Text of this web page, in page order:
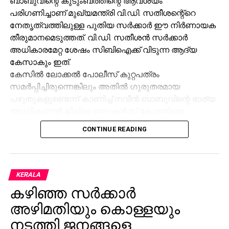
പരിഗണിച്ചാണ് മുഖ്യമന്ത്രി വി.ഡി. സതീശന്റെ്‌റെ
നേതൃത്വത്തിലുള്ള പുതിയ സര്ക്കാര്ഈ നിര്ണായക
തീരുമാനമെടുത്തത്. വി.ഡി. സതീശന്സര്ക്കാര്
അധികാരമേറ്റ ശേഷം സിബിഐക്ക് വിടുന്ന ആദ്യ
കേസാകും ഇത്.
കേസില്ലോക്കല്പോലീസ് കുറ്റപത്രം
സമര്പ്പിച്ചിരുന്നെങ്കിലും അതില്ഗുരുതരമായ
സമീപിച്ചിരുന്നു. തുടര്ന്ന് കോടതി കേസില്
തുടരന്വേഷണം ആവശ്യപ്പെട്ട് ഉത്തരവിട്ടു. ഹരജി
ഡിജിറ്റല്തെളിവുകള്
ആവശ്യപ്പെട്ടിരുന്നു.
അന്വേഷണ ഉദ്യോഗസ്ഥനായിരുന്ന എസിപി
രത്‌നകുമാറിന് രാഷ്ട്രീയ ബന്ധങ്ങളുണ്ടെന്നും പ്രതിയെ
സംരക്ഷിക്കാനാണ് പോലീസ് ശ്രമിച്ചതെന്നും കുടുംബം
CONTINUE READING
KERALA
കഴിഞ്ഞ സര്‍ക്കാര്‍
അഴിമതിയും കൊള്ളയും
നടത്തി ജനങ്ങളെ